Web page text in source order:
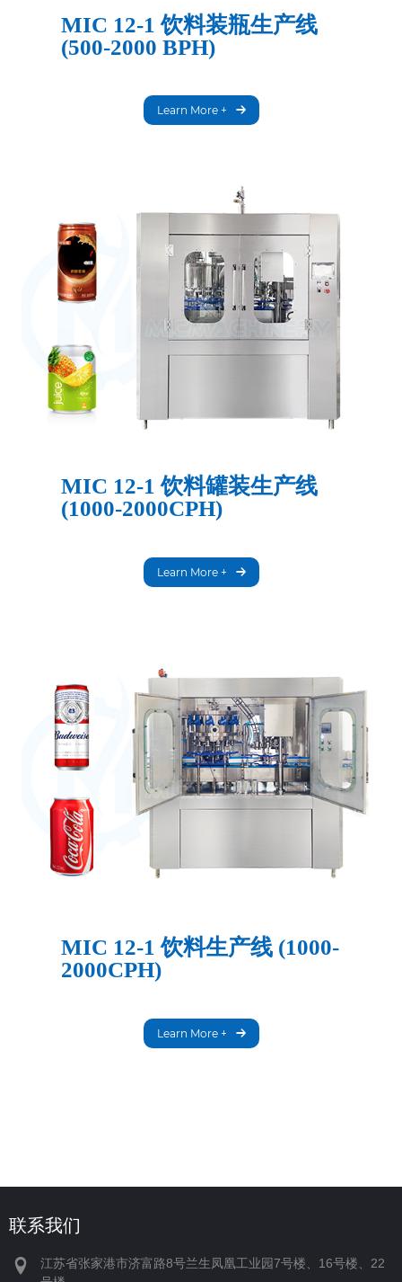
MIC 12-1 饮料装瓶生产线
(500-2000 BPH)
Learn More +
MIC 12-1 饮料罐装生产线
(1000-2000CPH)
Learn More +
MIC 12-1 饮料生产线 (1000-
2000CPH)
Learn More +
联系我们
江苏省张家港市济富路8号兰生凤凰工业园7号楼、16号楼、22